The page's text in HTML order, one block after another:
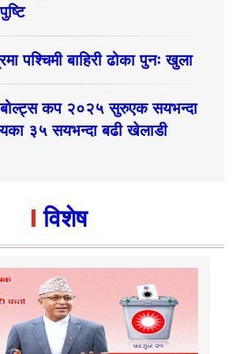
पश्चिमी बाहिरी ढोका पुनः खुला
कप २०२५ सुरुएक सयभन्दा
३५ सयभन्दा बढी खेलाडी
विशेष